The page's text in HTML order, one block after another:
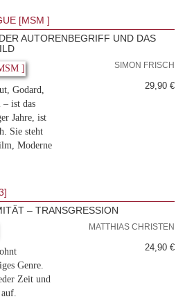
[MSM ]
AUTORENBEGRIFF UND DAS
Godard,
– ist das
Jahre, ist
Sie steht
Moderne
SIMON FRISCH
29,90 €
– TRANSGRESSION
Genre.
Zeit und
MATTHIAS CHRISTEN
24,90 €